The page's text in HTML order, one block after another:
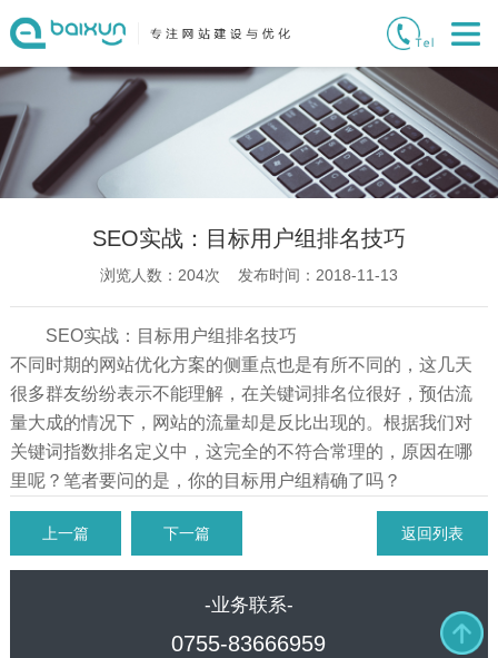
SEO实战：目标用户组排名技巧
浏览人数： 204次 发布时间：2018-11-13
SEO实战：目标用户组排名技巧
不同时期的网站优化方案的侧重点也是有所不同的，这几天
很多群友纷纷表示不能理解，在关键词排名位很好，预估流
量大成的情况下，网站的流量却是反比出现的。根据我们对
关键词指数排名定义中，这完全的不符合常理的，原因在哪
里呢？笔者要问的是，你的目标用户组精确了吗？
上一篇 下一篇 返回列表
-业务联系-
0755-83666959